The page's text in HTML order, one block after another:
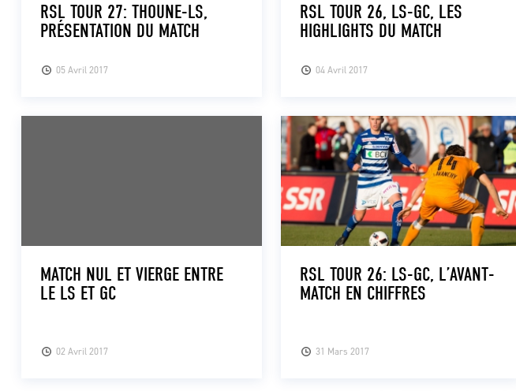
05 Avril 2017
RSL TOUR 27: THOUNE-LS,
PRÉSENTATION DU MATCH
04 Avril 2017
RSL TOUR 26, LS-GC, LES
HIGHLIGHTS DU MATCH
02 Avril 2017
MATCH NUL ET VIERGE ENTRE
LE LS ET GC
31 Mars 2017
RSL TOUR 26: LS-GC, L’AVANT-
MATCH EN CHIFFRES